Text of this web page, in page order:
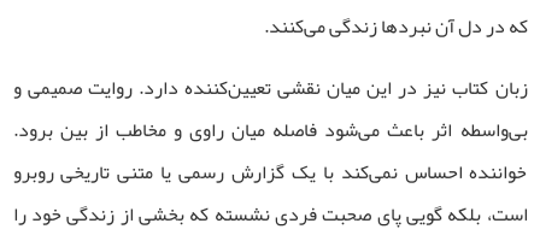
که در دل آن نبردها زندگی می‌کنند.
زبان کتاب نیز در این میان نقشی تعیین‌کننده دارد. روایت صمیمی و
بی‌واسطه اثر باعث می‌شود فاصله میان راوی و مخاطب از بین برود.
خواننده احساس نمی‌کند با یک گزارش رسمی یا متنی تاریخی روبرو
است، بلکه گویی پای صحبت فردی نشسته که بخشی از زندگی خود را